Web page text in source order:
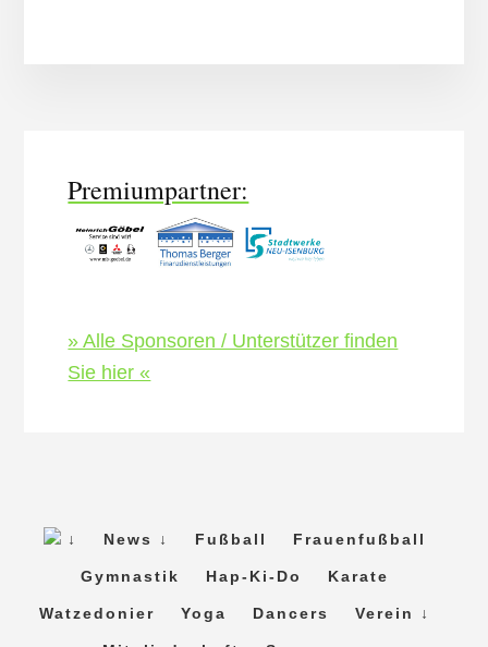
Premiumpartner:
» Alle Sponsoren / Unterstützer finden
Sie hier «
↓ News ↓ Fußball Frauenfußball
Gymnastik Hap-Ki-Do Karate
Watzedonier Yoga Dancers Verein ↓